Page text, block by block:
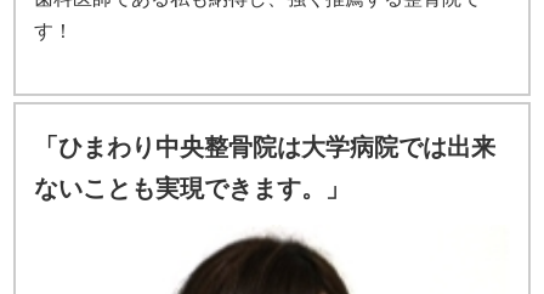
す！
「ひまわり中央整骨院は大学病院では出来
ないことも実現できます。」